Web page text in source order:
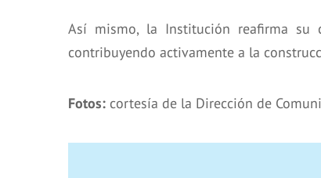
Así mismo, la Institución reafirma su
contribuyendo activamente a la
Fotos: cortesía de la Dirección de